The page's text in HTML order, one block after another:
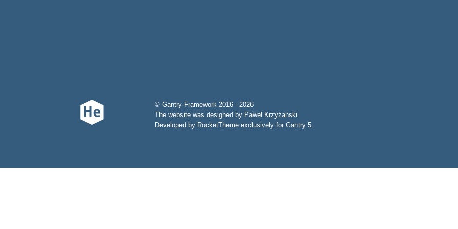
© Gantry Framework 2016 - 2026
The website was designed by Paweł Krzyżański
Developed by RocketTheme exclusively for Gantry 5.